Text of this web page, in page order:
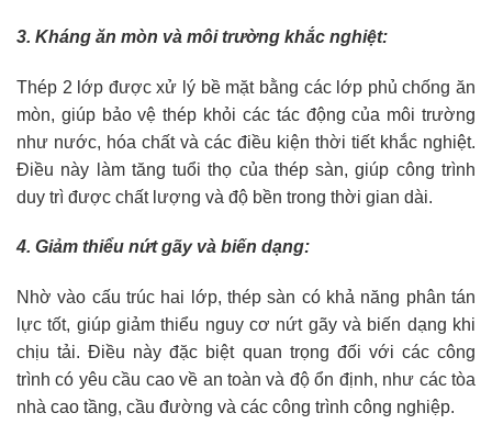
3. Kháng ăn mòn và môi trường khắc nghiệt:
Thép 2 lớp được xử lý bề mặt bằng các lớp phủ chống ăn
mòn, giúp bảo vệ thép khỏi các tác động của môi trường
như nước, hóa chất và các điều kiện thời tiết khắc nghiệt.
Điều này làm tăng tuổi thọ của thép sàn, giúp công trình
duy trì được chất lượng và độ bền trong thời gian dài.
4. Giảm thiểu nứt gãy và biến dạng:
Nhờ vào cấu trúc hai lớp, thép sàn có khả năng phân tán
lực tốt, giúp giảm thiểu nguy cơ nứt gãy và biến dạng khi
chịu tải. Điều này đặc biệt quan trọng đối với các công
trình có yêu cầu cao về an toàn và độ ổn định, như các tòa
nhà cao tầng, cầu đường và các công trình công nghiệp.